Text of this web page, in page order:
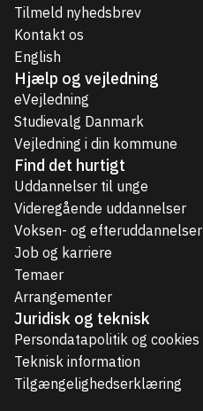
Tilmeld nyhedsbrev
Kontakt os
English
Hjælp og vejledning
eVejledning
Studievalg Danmark
Vejledning i din kommune
Find det hurtigt
Uddannelser til unge
Videregående uddannelser
Voksen- og efteruddannelser
Job og karriere
Temaer
Arrangementer
Juridisk og teknisk
Persondatapolitik og cookies
Teknisk information
Tilgængelighedserklæring